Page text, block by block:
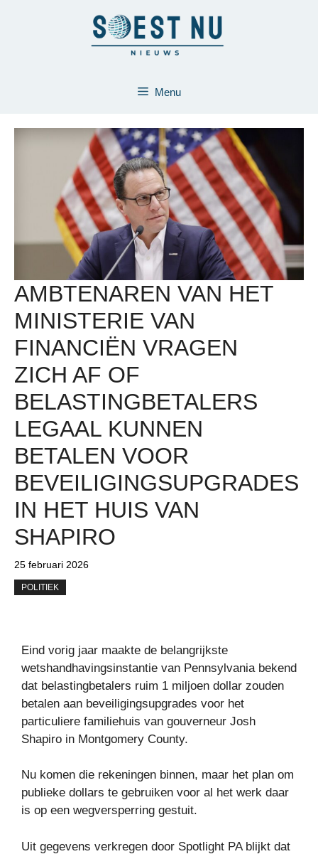
Menu
AMBTENAREN VAN HET
MINISTERIE VAN
FINANCIËN VRAGEN
ZICH AF OF
BELASTINGBETALERS
LEGAAL KUNNEN
BETALEN VOOR
BEVEILIGINGSUPGRADES
IN HET HUIS VAN
SHAPIRO
25 februari 2026
POLITIEK
Eind vorig jaar maakte de belangrijkste
wetshandhavingsinstantie van Pennsylvania bekend
dat belastingbetalers ruim 1 miljoen dollar zouden
betalen aan beveiligingsupgrades voor het
particuliere familiehuis van gouverneur Josh
Shapiro in Montgomery County.
Nu komen die rekeningen binnen, maar het plan om
publieke dollars te gebruiken voor al het werk daar
is op een wegversperring gestuit.
Uit gegevens verkregen door Spotlight PA blijkt dat